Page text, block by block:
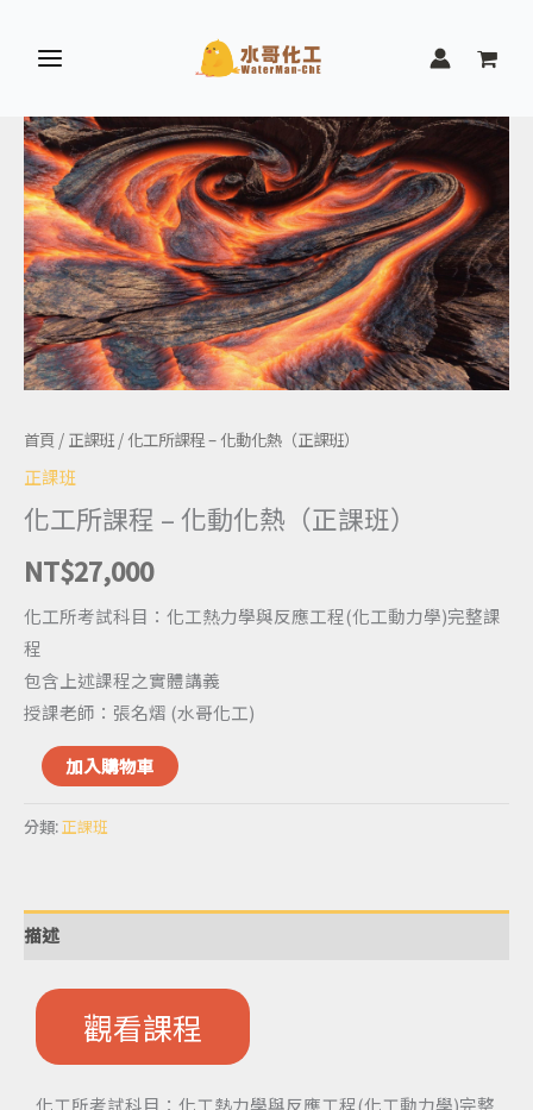
首頁 / 正課班 / 化工所課程 – 化動化熱（正課班）
正課班
化工所課程 – 化動化熱（正課班）
NT$27,000
化工所考試科目：化工熱力學與反應工程(化工動力學)完整課
程
包含上述課程之實體講義
授課老師：張名熠 (水哥化工)
化
工
所
課
程
-
化
動
化
（正
課
班）
量
加入購物車
分類:正課班
描述
觀看課程
課
程
動
化
熱
（正
課
班）
數
量